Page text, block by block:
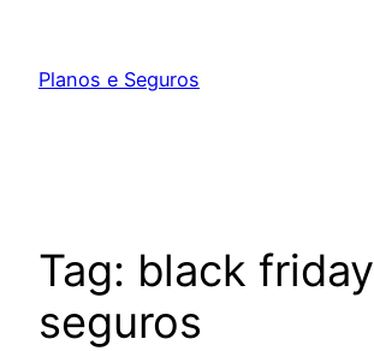
Planos e Seguros
Tag: black friday
seguros